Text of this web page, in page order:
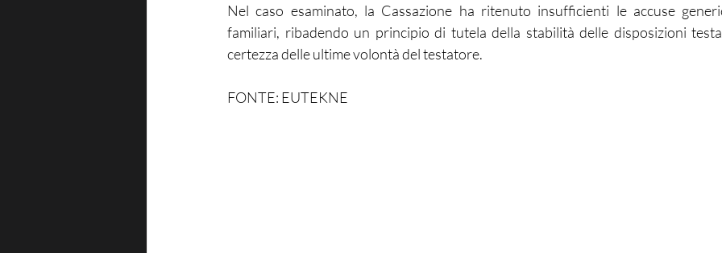
Nel caso esaminato, la Cassazione ha ritenuto insufficienti le accuse
familiari, ribadendo un principio di tutela della stabilità delle disposizioni
certezza delle ultime volontà del testatore.
FONTE: EUTEKNE